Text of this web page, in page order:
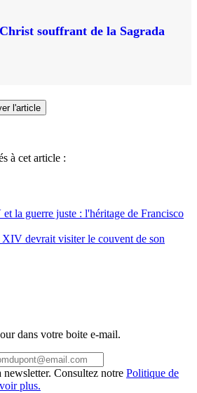
souffrant de la Sagrada
l'article
à cet article :
la guerre juste : l'héritage de Francisco
devrait visiter le couvent de son
dans votre boite e-mail.
newsletter. Consultez notre Politique de
plus.